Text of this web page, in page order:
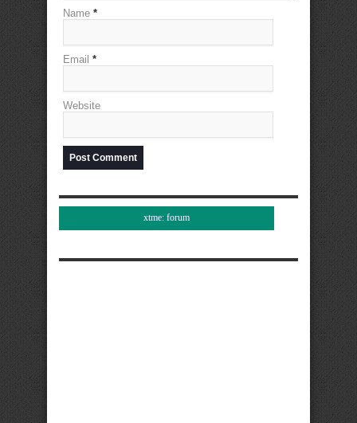
Name *
Email *
Website
xtme: forum